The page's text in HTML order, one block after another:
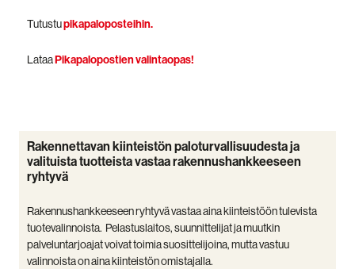
Tutustupikapaloposteihin.
LataaPikapalopostien valintaopas!
Rakennettavan kiinteistön paloturvallisuudesta ja
valituista tuotteista vastaa rakennushankkeeseen
ryhtyvä
Rakennushankkeeseen ryhtyvä vastaa aina kiinteistöön tulevista
tuotevalinnoista. Pelastuslaitos, suunnittelijat ja muutkin
palveluntarjoajat voivat toimia suosittelijoina, mutta vastuu
valinnoista on aina kiinteistön omistajalla.